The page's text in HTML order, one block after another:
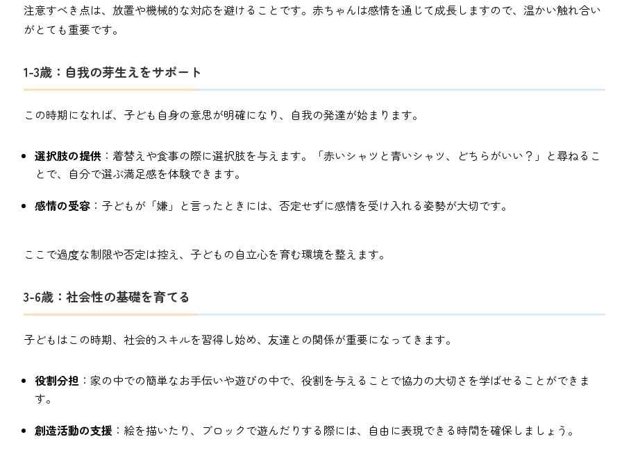
注意すべき点は、放置や機械的な対応を避けることです。赤ちゃんは感情を通じて成長しますので、温かい触れ合い
がとても重要です。
1-3歳：自我の芽生えをサポート
この時期になれば、子ども自身の意思が明確になり、自我の発達が始まります。
選択肢の提供：着替えや食事の際に選択肢を与えます。「赤いシャツと青いシャツ、どちらがいい？」と尋ねるこ
とで、自分で選ぶ満足感を体験できます。
感情の受容：子どもが「嫌」と言ったときには、否定せずに感情を受け入れる姿勢が大切です。
ここで過度な制限や否定は控え、子どもの自立心を育む環境を整えます。
3-6歳：社会性の基礎を育てる
子どもはこの時期、社会的スキルを習得し始め、友達との関係が重要になってきます。
役割分担 ：家の中での簡単なお手伝いや遊びの中で、役割を与えることで協力の大切さを学ばせることができま
す。
創造活動の支援 ：絵を描いたり、ブロックで遊んだりする際には、自由に表現できる時間を確保しましょう。